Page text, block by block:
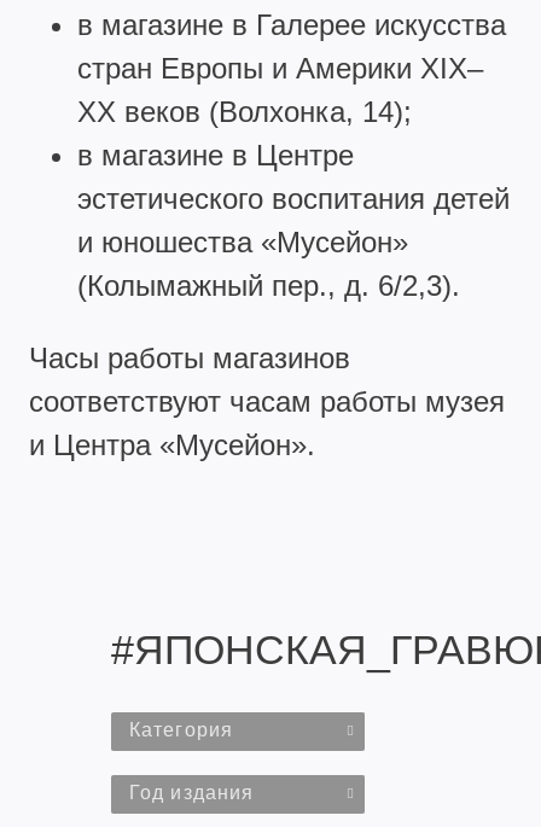
в магазине в Галерее искусства
стран Европы и Америки XIX–
XX веков (Волхонка, 14);
в магазине в Центре
эстетического воспитания детей
и юношества «Мусейон»
(Колымажный пер., д. 6/2,3).
Часы работы магазинов
соответствуют часам работы музея
и Центра «Мусейон».
Категория
Год издания